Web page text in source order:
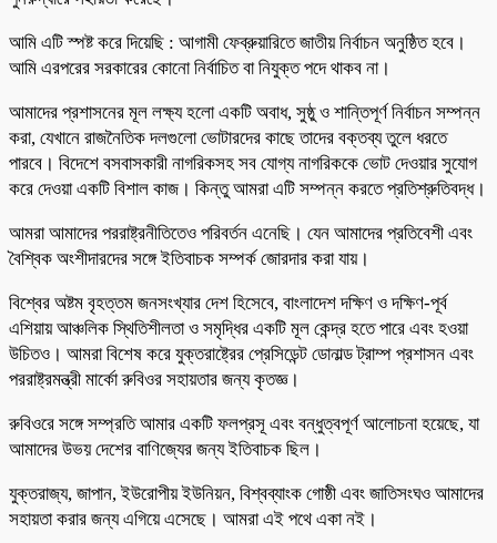
আমি এটি স্পষ্ট করে দিয়েছি : আগামী ফেব্রুয়ারিতে জাতীয় নির্বাচন অনুষ্ঠিত হবে।
আমি এরপরের সরকারের কোনো নির্বাচিত বা নিযুক্ত পদে থাকব না।
আমাদের প্রশাসনের মূল লক্ষ্য হলো একটি অবাধ, সুষ্ঠু ও শান্তিপূর্ণ নির্বাচন সম্পন্ন
করা, যেখানে রাজনৈতিক দলগুলো ভোটারদের কাছে তাদের বক্তব্য তুলে ধরতে
পারবে। বিদেশে বসবাসকারী নাগরিকসহ সব যোগ্য নাগরিককে ভোট দেওয়ার সুযোগ
করে দেওয়া একটি বিশাল কাজ। কিন্তু আমরা এটি সম্পন্ন করতে প্রতিশ্রুতিবদ্ধ।
আমরা আমাদের পররাষ্ট্রনীতিতেও পরিবর্তন এনেছি। যেন আমাদের প্রতিবেশী এবং
বৈশ্বিক অংশীদারদের সঙ্গে ইতিবাচক সম্পর্ক জোরদার করা যায়।
বিশ্বের অষ্টম বৃহত্তম জনসংখ্যার দেশ হিসেবে, বাংলাদেশ দক্ষিণ ও দক্ষিণ-পূর্ব
এশিয়ায় আঞ্চলিক স্থিতিশীলতা ও সমৃদ্ধির একটি মূল কেন্দ্র হতে পারে এবং হওয়া
উচিতও। আমরা বিশেষ করে যুক্তরাষ্ট্রের প্রেসিডেন্ট ডোনাল্ড ট্রাম্প প্রশাসন এবং
পররাষ্ট্রমন্ত্রী মার্কো রুবিওর সহায়তার জন্য কৃতজ্ঞ।
রুবিওরে সঙ্গে সম্প্রতি আমার একটি ফলপ্রসূ এবং বন্ধুত্বপূর্ণ আলোচনা হয়েছে, যা
আমাদের উভয় দেশের বাণিজ্যের জন্য ইতিবাচক ছিল।
যুক্তরাজ্য, জাপান, ইউরোপীয় ইউনিয়ন, বিশ্বব্যাংক গোষ্ঠী এবং জাতিসংঘও আমাদের
সহায়তা করার জন্য এগিয়ে এসেছে। আমরা এই পথে একা নই।